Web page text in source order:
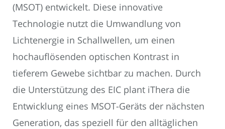
(MSOT) entwickelt. Diese innovative
Technologie nutzt die Umwandlung von
Lichtenergie in Schallwellen, um einen
hochauflösenden optischen Kontrast in
tieferem Gewebe sichtbar zu machen. Durch
die Unterstützung des EIC plant iThera die
Entwicklung eines MSOT-Geräts der nächsten
Generation, das speziell für den alltäglichen